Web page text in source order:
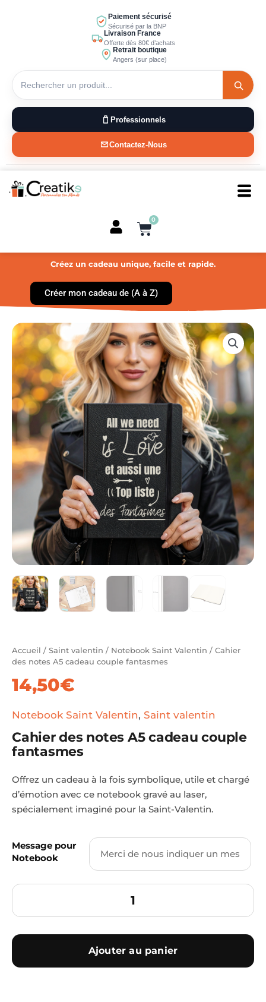
Paiement sécurisé
Sécurisé par la BNP
Livraison France
Offerte dès 80€ d’achats
Retrait boutique
Angers (sur place)
Professionnels
Contactez-Nous
0
Panier
Créez un cadeau unique, facile et rapide.
Créer mon cadeau de (A à Z)
Accueil / Saint valentin / Notebook Saint Valentin / Cahier
des notes A5 cadeau couple fantasmes
14,50€
Notebook Saint Valentin, Saint valentin
Cahier des notes A5 cadeau couple
fantasmes
Offrez un cadeau à la fois symbolique, utile et chargé
d’émotion avec ce notebook gravé au laser,
spécialement imaginé pour la Saint-Valentin.
Message pour
Notebook
quantité
de
Cahier
des
notes
A5
cadeau
couple
fantasmes
Ajouter au panier